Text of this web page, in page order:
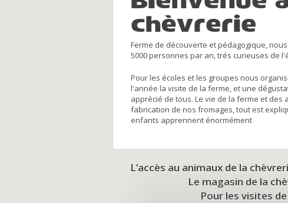
chèvrerie
Ferme de découverte et pédagogique,
5000 personnes par an, trés curieuses de
Pour les écoles et les groupes nous
l'année la visite de la ferme, et une
apprécié de tous. Le vie de la ferme et des
fabrication de nos fromages, tout est
enfants apprennent énormément
L’accès au animaux de la
Le magasin de la
Pour les visites